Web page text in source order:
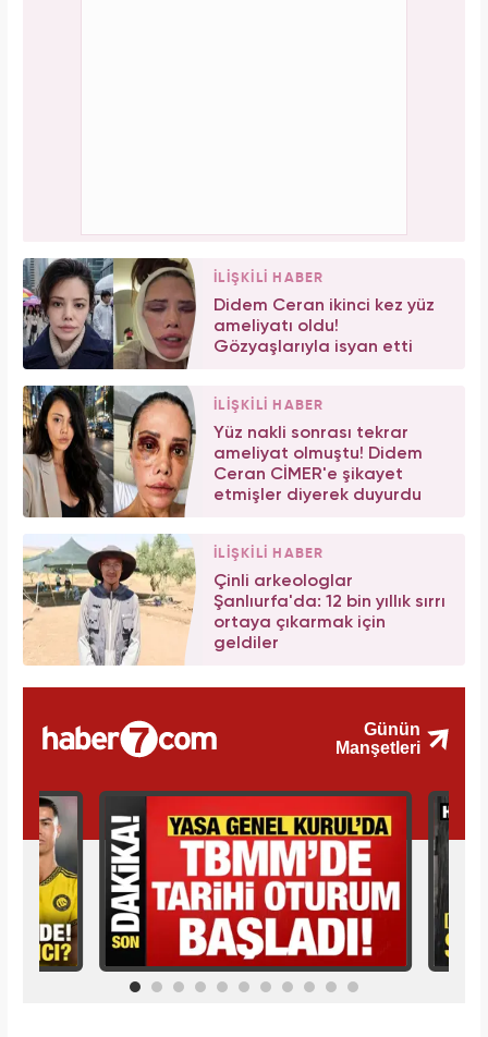
İLİŞKİLİ HABER
Didem Ceran ikinci kez yüz
ameliyatı oldu!
Gözyaşlarıyla isyan etti
İLİŞKİLİ HABER
Yüz nakli sonrası tekrar
ameliyat olmuştu! Didem
Ceran CİMER'e şikayet
etmişler diyerek duyurdu
İLİŞKİLİ HABER
Çinli arkeologlar
Şanlıurfa'da: 12 bin yıllık sırrı
ortaya çıkarmak için
geldiler